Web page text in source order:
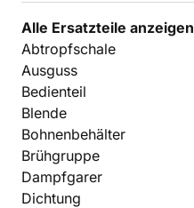
Alle Ersatzteile anzeigen
Abtropfschale
Ausguss
Bedienteil
Blende
Bohnenbehälter
Brühgruppe
Dampfgarer
Dichtung